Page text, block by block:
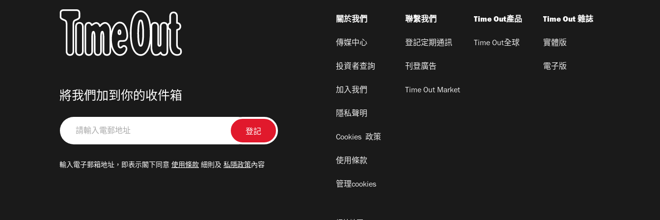
將我們加到你的收件箱
請
輸
郵
輸入電子郵箱地址，即表示閣下同意 使用條款 細則及 私隱政策內容
關於我們
傳媒中心
投資者查詢
加入我們
隱私聲明
Cookies 政策
使用條款
管理cookies
聯繫我們
登記定期通訊
刊登廣告
Time Out Market
Time Out產品
Time Out全球
Time Out 雜誌
實體版
電子版